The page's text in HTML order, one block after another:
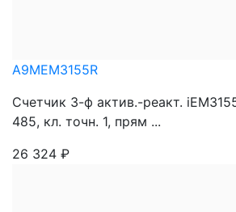
A9MEM3155R
Счетчик 3-ф актив.-реакт.
485, кл. точн. 1, прям ...
26 324 ₽